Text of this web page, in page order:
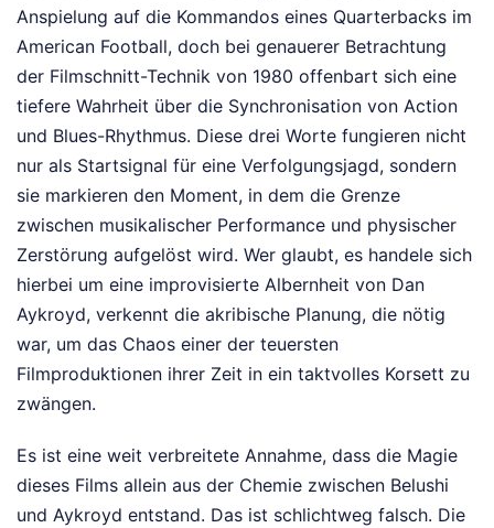
Anspielung auf die Kommandos eines Quarterbacks im
American Football, doch bei genauerer Betrachtung
der Filmschnitt-Technik von 1980 offenbart sich eine
tiefere Wahrheit über die Synchronisation von Action
und Blues-Rhythmus. Diese drei Worte fungieren nicht
nur als Startsignal für eine Verfolgungsjagd, sondern
sie markieren den Moment, in dem die Grenze
zwischen musikalischer Performance und physischer
Zerstörung aufgelöst wird. Wer glaubt, es handele sich
hierbei um eine improvisierte Albernheit von Dan
Aykroyd, verkennt die akribische Planung, die nötig
war, um das Chaos einer der teuersten
Filmproduktionen ihrer Zeit in ein taktvolles Korsett zu
zwängen.
Es ist eine weit verbreitete Annahme, dass die Magie
dieses Films allein aus der Chemie zwischen Belushi
und Aykroyd entstand. Das ist schlichtweg falsch. Die